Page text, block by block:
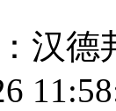
汉德